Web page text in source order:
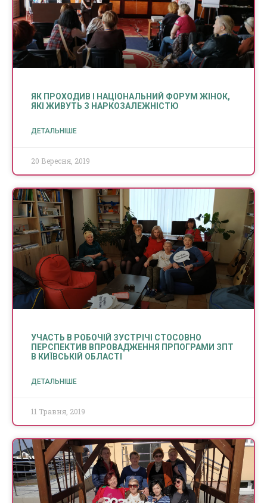
ЯК ПРОХОДИВ І НАЦІОНАЛЬНИЙ ФОРУМ ЖІНОК,
ЯКІ ЖИВУТЬ З НАРКОЗАЛЕЖНІСТЮ
ДЕТАЛЬНІШЕ
20 Вересня, 2019
УЧАСТЬ В РОБОЧІЙ ЗУСТРІЧІ СТОСОВНО
ПЕРСПЕКТИВ ВПРОВАДЖЕННЯ ПРПОГРАМИ ЗПТ
В КИЇВСЬКІЙ ОБЛАСТІ
ДЕТАЛЬНІШЕ
11 Травня, 2019